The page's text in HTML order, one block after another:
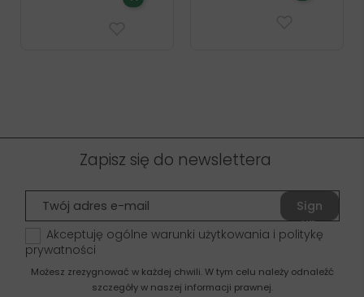
Zapisz się do newslettera
Sign
up
Akceptuję ogólne warunki użytkowania i politykę
prywatności
Możesz zrezygnować w każdej chwili. W tym celu należy odnaleźć
szczegóły w naszej informacji prawnej.